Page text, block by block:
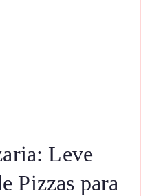
Leve
Pizzas para